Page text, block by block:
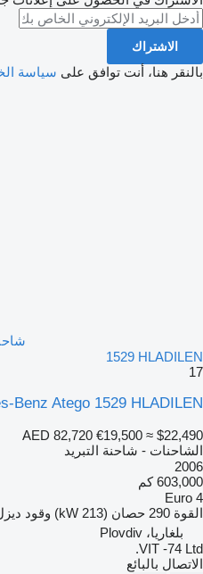
الاشتراك
بالنقر هنا، أنت توافق على سياسة
1529 HLADILEN
17
Benz Atego 1529 HLADILEN
AED 82,720 €19,500 ≈ $22,490
الشاحنات - شاحنة التبريد
2006
603,000 كم
Euro 4
القوة 290 حصان (213 kW) وقود
بلغاريا، Plovdiv
VIT -74 Ltd.
الاتصال بالبائع